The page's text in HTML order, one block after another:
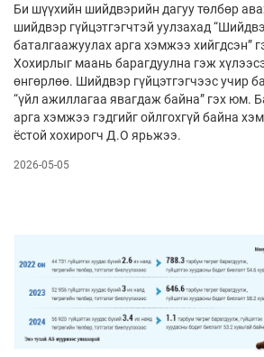
Би шүүхийн шийдвэрийн дагуу төлбөр
шийдвэр гүйцэтгэгчтэй уулзахад
баталгаажуулах арга хэмжээ хийгдсэн”
Хохирлыг маань барагдуулна гэж
өнгөрлөө. Шийдвэр гүйцэтгэгчээс учир
“үйл ажиллагаа явагдаж байна” гэх юм.
арга хэмжээ гэдгийг ойлгохгүй байна
ёстой хохирогч Д.О ярьжээ.
2026-05-05